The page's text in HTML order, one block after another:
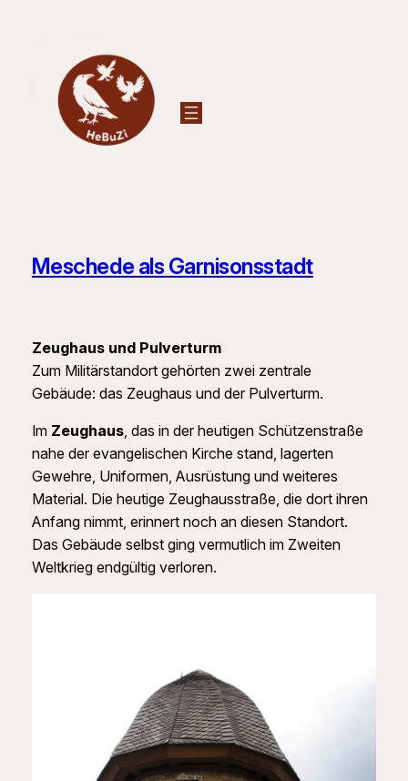
Meschede als Garnisonsstadt
Zeughaus und Pulverturm
Zum Militärstandort gehörten zwei zentrale
Gebäude: das Zeughaus und der Pulverturm.
Im Zeughaus, das in der heutigen Schützenstraße
nahe der evangelischen Kirche stand, lagerten
Gewehre, Uniformen, Ausrüstung und weiteres
Material. Die heutige Zeughausstraße, die dort ihren
Anfang nimmt, erinnert noch an diesen Standort.
Das Gebäude selbst ging vermutlich im Zweiten
Weltkrieg endgültig verloren.